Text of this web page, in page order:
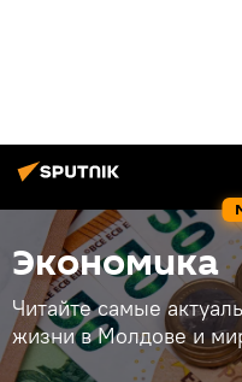
Экономика
Читайте самые
жизни в Молдове и